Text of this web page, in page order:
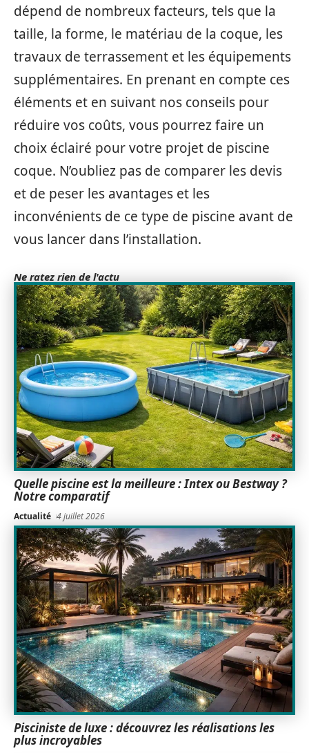
dépend de nombreux facteurs, tels que la
taille, la forme, le matériau de la coque, les
travaux de terrassement et les équipements
supplémentaires. En prenant en compte ces
éléments et en suivant nos conseils pour
réduire vos coûts, vous pourrez faire un
choix éclairé pour votre projet de piscine
coque. N’oubliez pas de comparer les devis
et de peser les avantages et les
inconvénients de ce type de piscine avant de
vous lancer dans l’installation.
Ne ratez rien de l'actu
Quelle piscine est la meilleure : Intex ou Bestway ?
Notre comparatif
Actualité 4 juillet 2026
Pisciniste de luxe : découvrez les réalisations les
plus incroyables